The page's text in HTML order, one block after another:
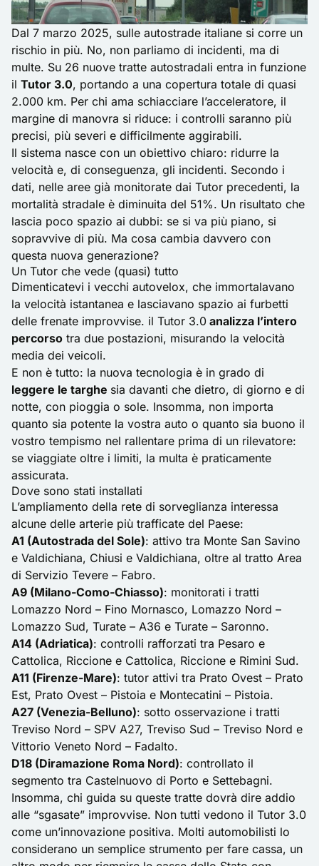
Dal 7 marzo 2025, sulle autostrade italiane si corre un
rischio in più. No, non parliamo di incidenti, ma di
multe. Su 26 nuove tratte autostradali entra in funzione
il Tutor 3.0, portando a una copertura totale di quasi
2.000 km. Per chi ama schiacciare l’acceleratore, il
margine di manovra si riduce: i controlli saranno più
precisi, più severi e difficilmente aggirabili.
Il sistema nasce con un obiettivo chiaro: ridurre la
velocità e, di conseguenza, gli incidenti. Secondo i
dati, nelle aree già monitorate dai Tutor precedenti, la
mortalità stradale è diminuita del 51%. Un risultato che
lascia poco spazio ai dubbi: se si va più piano, si
sopravvive di più. Ma cosa cambia davvero con
questa nuova generazione?
Un Tutor che vede (quasi) tutto
Dimenticatevi i vecchi autovelox, che immortalavano
la velocità istantanea e lasciavano spazio ai furbetti
delle frenate improvvise. il Tutor 3.0 analizza l’intero
percorso tra due postazioni, misurando la velocità
media dei veicoli.
E non è tutto: la nuova tecnologia è in grado di
leggere le targhe sia davanti che dietro, di giorno e di
notte, con pioggia o sole. Insomma, non importa
quanto sia potente la vostra auto o quanto sia buono il
vostro tempismo nel rallentare prima di un rilevatore:
se viaggiate oltre i limiti, la multa è praticamente
assicurata.
Dove sono stati installati
L’ampliamento della rete di sorveglianza interessa
alcune delle arterie più trafficate del Paese:
A1 (Autostrada del Sole): attivo tra Monte San Savino
e Valdichiana, Chiusi e Valdichiana, oltre al tratto Area
di Servizio Tevere – Fabro.
A9 (Milano-Como-Chiasso): monitorati i tratti
Lomazzo Nord – Fino Mornasco, Lomazzo Nord –
Lomazzo Sud, Turate – A36 e Turate – Saronno.
A14 (Adriatica): controlli rafforzati tra Pesaro e
Cattolica, Riccione e Cattolica, Riccione e Rimini Sud.
A11 (Firenze-Mare): tutor attivi tra Prato Ovest – Prato
Est, Prato Ovest – Pistoia e Montecatini – Pistoia.
A27 (Venezia-Belluno): sotto osservazione i tratti
Treviso Nord – SPV A27, Treviso Sud – Treviso Nord e
Vittorio Veneto Nord – Fadalto.
D18 (Diramazione Roma Nord): controllato il
segmento tra Castelnuovo di Porto e Settebagni.
Insomma, chi guida su queste tratte dovrà dire addio
alle “sgasate” improvvise. Non tutti vedono il Tutor 3.0
come un’innovazione positiva. Molti automobilisti lo
considerano un semplice strumento per fare cassa, un